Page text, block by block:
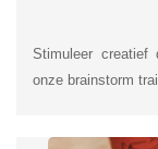
Stimuleer creatief
onze brainstorm